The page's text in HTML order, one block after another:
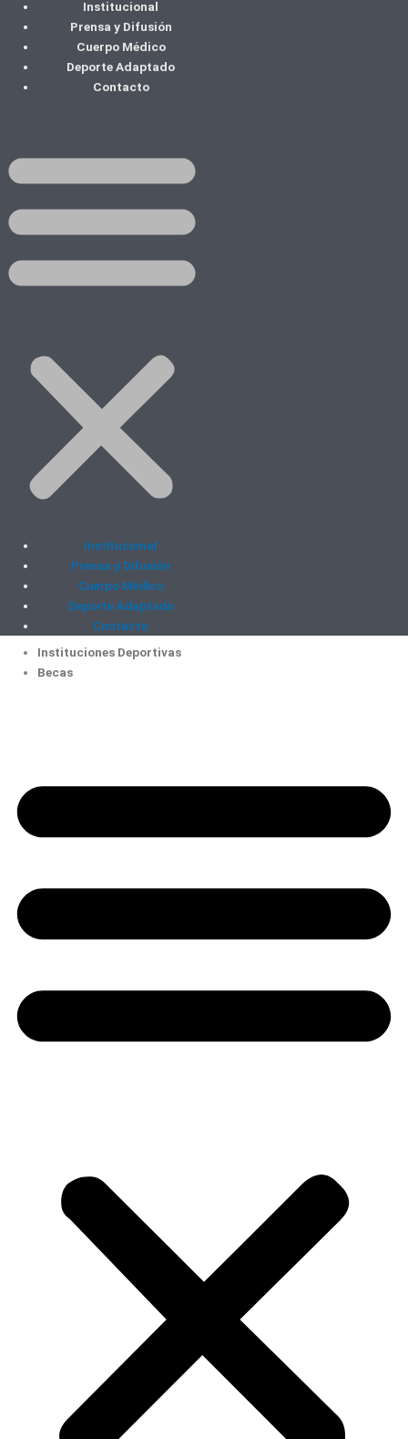
contenido
Institucional
Prensa y Difusión
Cuerpo Médico
Deporte Adaptado
Contacto
Institucional
Prensa y Difusión
Cuerpo Médico
Deporte Adaptado
Contacto
Instituciones Deportivas
Becas